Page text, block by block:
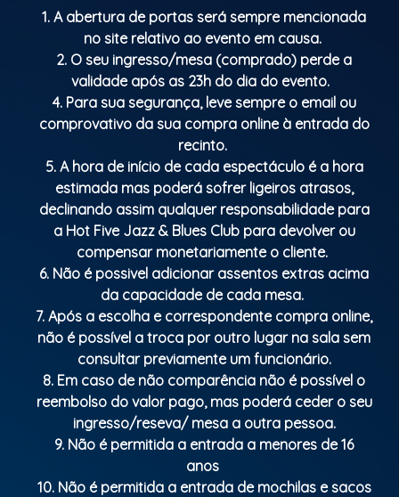
1. A abertura de portas será sempre mencionada
no site relativo ao evento em causa.
2. O seu ingresso/mesa (comprado) perde a
validade após as 23h do dia do evento.
4. Para sua segurança, leve sempre o email ou
comprovativo da sua compra online à entrada do
recinto.
5. A hora de início de cada espectáculo é a hora
estimada mas poderá sofrer ligeiros atrasos,
declinando assim qualquer responsabilidade para
a Hot Five Jazz & Blues Club para devolver ou
compensar monetariamente o cliente.
6. Não é possivel adicionar assentos extras acima
da capacidade de cada mesa.
7. Após a escolha e correspondente compra online,
não é possível a troca por outro lugar na sala sem
consultar previamente um funcionário.
8. Em caso de não comparência não é possível o
reembolso do valor pago, mas poderá ceder o seu
ingresso/reseva/ mesa a outra pessoa.
9. Não é permitida a entrada a menores de 16
anos
10. Não é permitida a entrada de mochilas e sacos